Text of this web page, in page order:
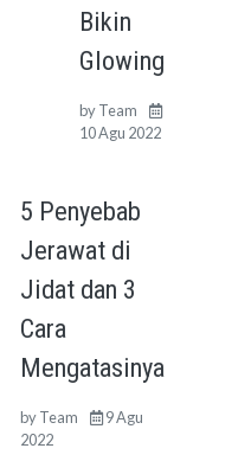
Bikin
Glowing
byTeam
10 Agu 2022
5 Penyebab
Jerawat di
Jidat dan 3
Cara
Mengatasinya
byTeam
9 Agu
2022